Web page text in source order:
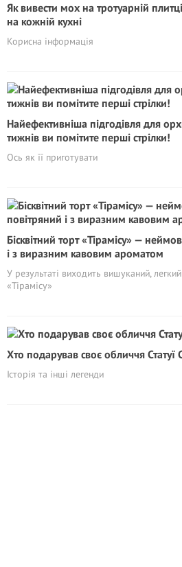
Як вивести мох на тротуарній
на кожній кухні
Корисна інформація
Найефективніша підгодівля для
тижнів ви помітите перші стрілки!
Ось як її приготувати
Бісквітний торт «Тірамісу» —
і з виразним кавовим ароматом
У результаті виходить вишуканий,
«Тірамісу»
Хто подарував своє обличчя Статуї
Історія та інші легенди